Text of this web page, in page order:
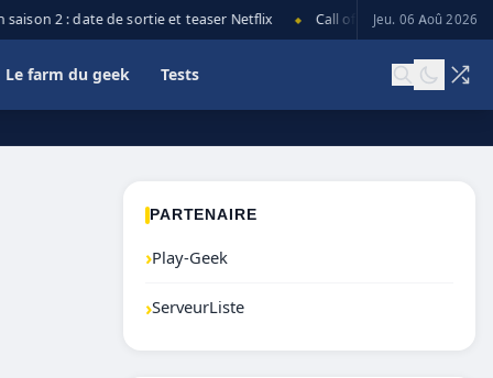
2 : date de sortie et teaser Netflix Call of Duty: Black Ops 7
Jeu. 06 Aoû 2026
Le farm du geek Tests
PARTENAIRE
›Play-Geek
›ServeurListe